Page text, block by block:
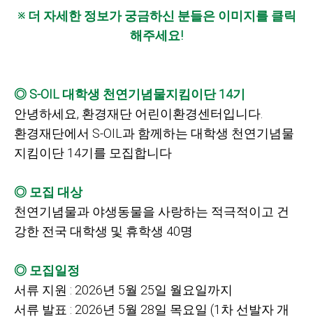
※ 더 자세한 정보가 궁금하신 분들은 이미지를 클릭
해주세요!
◎ S-OIL 대학생 천연기념물지킴이단 14기
안녕하세요, 환경재단 어린이환경센터입니다.
환경재단에서 S-OIL과 함께하는 대학생 천연기념물
지킴이단 14기를 모집합니다
◎ 모집 대상
천연기념물과 야생동물을 사랑하는 적극적이고 건
강한 전국 대학생 및 휴학생 40명
◎ 모집일정
서류 지원 : 2026년 5월 25일 월요일까지
서류 발표 : 2026년 5월 28일 목요일 (1차 선발자 개